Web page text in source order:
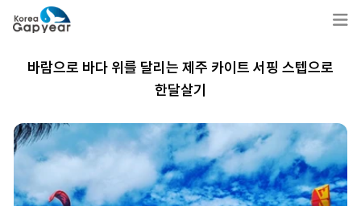
바람으로 바다 위를 달리는 제주 카이트 서핑 스텝으로
한달살기